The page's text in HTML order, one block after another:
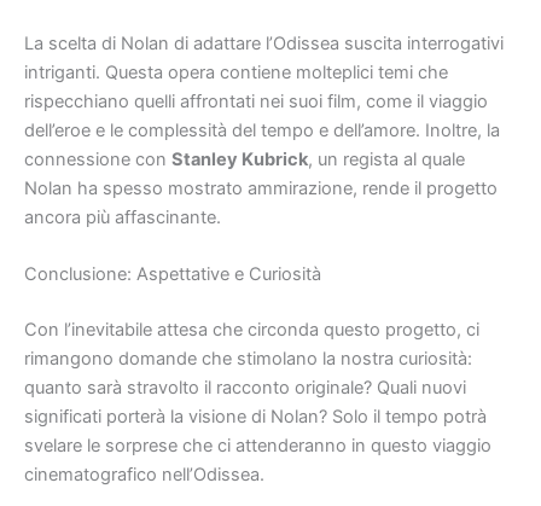
La scelta di Nolan di adattare l’Odissea suscita interrogativi
intriganti. Questa opera contiene molteplici temi che
rispecchiano quelli affrontati nei suoi film, come il viaggio
dell’eroe e le complessità del tempo e dell’amore. Inoltre, la
connessione con Stanley Kubrick, un regista al quale
Nolan ha spesso mostrato ammirazione, rende il progetto
ancora più affascinante.
Conclusione: Aspettative e Curiosità
Con l’inevitabile attesa che circonda questo progetto, ci
rimangono domande che stimolano la nostra curiosità:
quanto sarà stravolto il racconto originale? Quali nuovi
significati porterà la visione di Nolan? Solo il tempo potrà
svelare le sorprese che ci attenderanno in questo viaggio
cinematografico nell’Odissea.